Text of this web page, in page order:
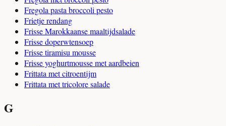
Fregola pasta broccoli pesto
Frietje rendang
Frisse Marokkaanse maaltijdsalade
Frisse doperwtensoep
Frisse tiramisu mousse
Frisse yoghurtmousse met aardbeien
Frittata met citroentijm
Frittata met tricolore salade
G